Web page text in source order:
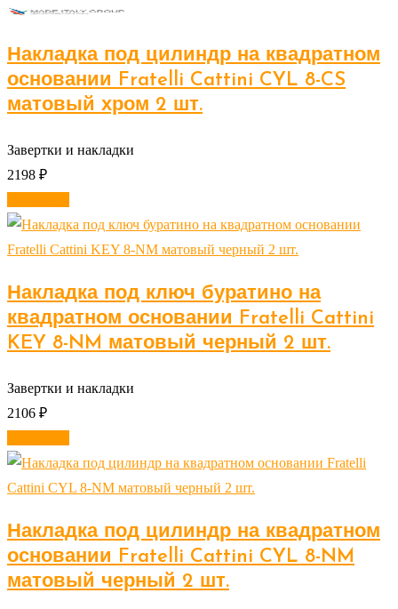
Накладка под цилиндр на квадратном
основании Fratelli Cattini CYL 8-CS
матовый хром 2 шт.
Завертки и накладки
2198 ₽
Накладка под ключ буратино на
квадратном основании Fratelli Cattini
KEY 8-NM матовый черный 2 шт.
Завертки и накладки
2106 ₽
Накладка под цилиндр на квадратном
основании Fratelli Cattini CYL 8-NM
матовый черный 2 шт.